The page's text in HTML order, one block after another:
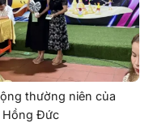
thường niên của
Hồng Đức